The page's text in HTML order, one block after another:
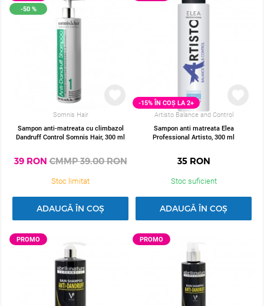
Da, Estel.ro oferă prețuri și pachete dedicate hairstiliștilor și
Completează formularul
si noi iți vom transmite preturile
si ofertele speciale pentru coafeze si profesionistii din domeniul
https://www.estel.ro/ro/inregistrare-hair-stilist-sau-salon-partener-
Somnis Hair
Sampon anti-matreata cu climbazol
Dandruff Control Somnis Hair, 300 ml
39 RON CMMP 39.00 RON
-50 %
Stoc limitat
ADAUGĂ ÎN COȘ
-15% ÎN COȘ LA 2+
Artisto Balance and Control
Sampon anti matreata Elea
Professional Artisto, 300 ml
35 RON
Stoc suficient
ADAUGĂ ÎN COȘ
PROMO PROMO